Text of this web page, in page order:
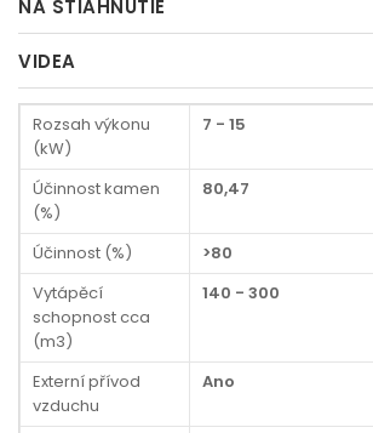
NA STIAHNUTIE
VIDEA
Rozsah výkonu
(kW)
7 - 15
Účinnost kamen
(%)
80,47
Účinnost (%)
>80
Vytápěcí
schopnost cca
(m3)
140 - 300
Externí přívod
vzduchu
Ano